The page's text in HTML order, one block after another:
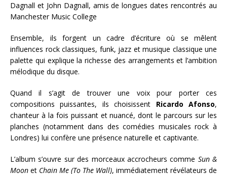
Dagnall et John Dagnall, amis de longues dates rencontrés au
Manchester Music College
Ensemble, ils forgent un cadre d’écriture où se mêlent
influences rock classiques, funk, jazz et musique classique une
palette qui explique la richesse des arrangements et l’ambition
mélodique du disque.
Quand il s’agit de trouver une voix pour porter ces
compositions puissantes, ils choisissent Ricardo Afonso,
chanteur à la fois puissant et nuancé, dont le parcours sur les
planches (notamment dans des comédies musicales rock à
Londres) lui confère une présence naturelle et captivante.
L’album s’ouvre sur des morceaux accrocheurs comme Sun &
Moon et Chain Me (To The Wall), immédiatement révélateurs de